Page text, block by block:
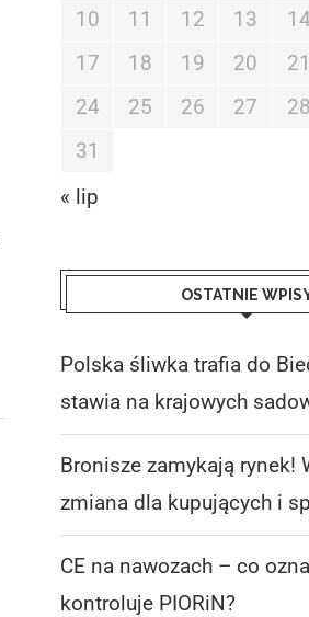
10
11 12 13 14
17
18 19 20 21
24
25 26 27 28
31
« lip
OSTATNIE
Polska śliwka trafia do
stawia na krajowych
Bronisze zamykają rynek!
zmiana dla kupujących i
CE na nawozach – co
kontroluje PIORiN?